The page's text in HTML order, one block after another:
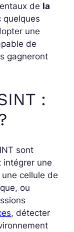
de la
quelques
une
de
gagneront
:
sont
intégrer une
cellule de
ou
, détecter